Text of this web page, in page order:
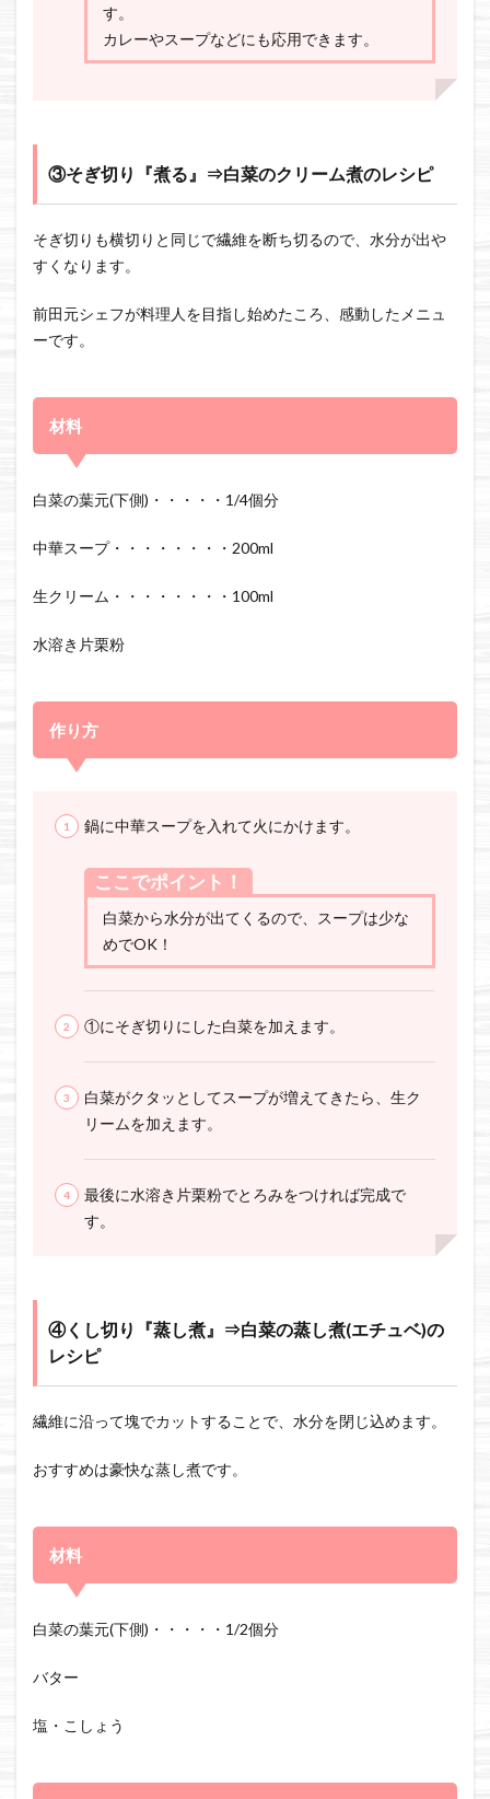
す。
カレーやスープなどにも応用できます。
③そぎ切り『煮る』⇒白菜のクリーム煮のレシピ
そぎ切りも横切りと同じで繊維を断ち切るので、水分が出や
すくなります。
前田元シェフが料理人を目指し始めたころ、感動したメニュ
ーです。
材料
白菜の葉元(下側)・・・・・1/4個分
中華スープ・・・・・・・・200ml
生クリーム・・・・・・・・100ml
水溶き片栗粉
作り方
鍋に中華スープを入れて火にかけます。
ここでポイント！
白菜から水分が出てくるので、スープは少な
めでOK！
①にそぎ切りにした白菜を加えます。
白菜がクタッとしてスープが増えてきたら、生ク
リームを加えます。
最後に水溶き片栗粉でとろみをつければ完成で
す。
④くし切り『蒸し煮』⇒白菜の蒸し煮(エチュベ)の
レシピ
繊維に沿って塊でカットすることで、水分を閉じ込めます。
おすすめは豪快な蒸し煮です。
材料
白菜の葉元(下側)・・・・・1/2個分
バター
塩・こしょう